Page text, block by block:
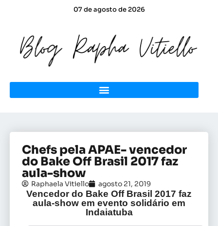
07 de agosto de 2026
Chefs pela APAE- vencedor
do Bake Off Brasil 2017 faz
aula-show
Raphaela Vitiello agosto 21, 2019
Vencedor do Bake Off Brasil 2017 faz
aula-show em evento solidário em
Indaiatuba